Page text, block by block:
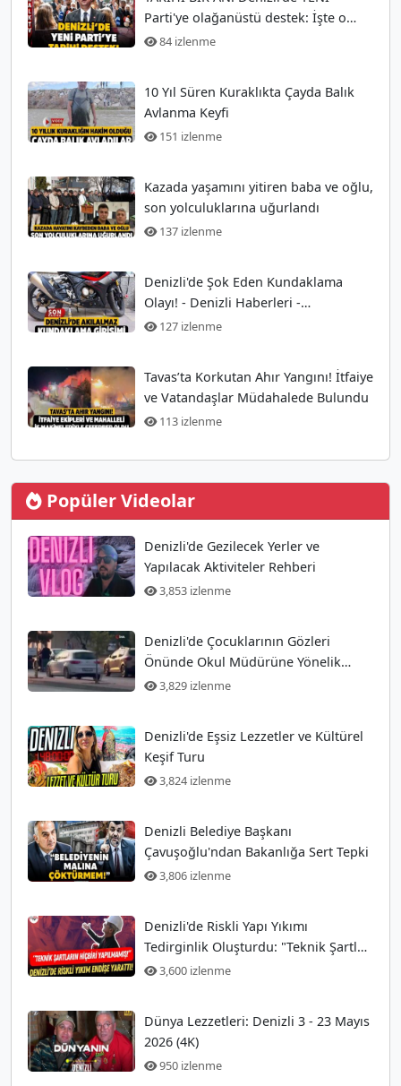
Parti'ye olağanüstü destek: İşte o
anlar!
84 izlenme
10 Yıl Süren Kuraklıkta Çayda Balık
Avlanma Keyfi
151 izlenme
Kazada yaşamını yitiren baba ve oğlu,
son yolculuklarına uğurlandı
137 izlenme
Denizli'de Şok Eden Kundaklama
Olayı! - Denizli Haberleri -
HABERDENİZLİ.COM
127 izlenme
Tavas’ta Korkutan Ahır Yangını! İtfaiye
ve Vatandaşlar Müdahalede Bulundu
113 izlenme
Popüler Videolar
Denizli'de Gezilecek Yerler ve
Yapılacak Aktiviteler Rehberi
3,853 izlenme
Denizli'de Çocuklarının Gözleri
Önünde Okul Müdürüne Yönelik
Silahlı Saldırı Gerçekleşti
3,829 izlenme
Denizli'de Eşsiz Lezzetler ve Kültürel
Keşif Turu
3,824 izlenme
Denizli Belediye Başkanı
Çavuşoğlu'ndan Bakanlığa Sert Tepki
3,806 izlenme
Denizli'de Riskli Yapı Yıkımı
Tedirginlik Oluşturdu: "Teknik Şartlar
Hiç Yerine Getirilmedi!"
3,600 izlenme
Dünya Lezzetleri: Denizli 3 - 23 Mayıs
2026 (4K)
950 izlenme